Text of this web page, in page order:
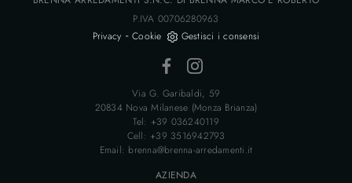
P.IVA 00706280963
Privacy -Cookie Gestisci i consensi
Via G. Garibaldi, 59
20834 Nova Milanese (Monza Brianza)
Tel: +39 036240119
Cell: +39 3516942793
Email: brenna@brenna-arredamenti.it
AZIENDA